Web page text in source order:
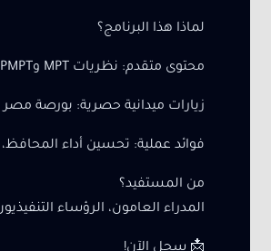
لماذا هذا البرنامج؟
محتوى متقدم: نظريات MPT وPMPT، وأدوات تحليل مثل Excel وRStudio.
زيارات ميدانية حصرية: بورصة مصر
فوائد عملية: تحسين أداء
من المستفيد؟
المدراء العامون، الرؤساء